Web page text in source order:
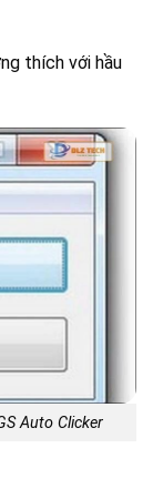
thích với hầu
Auto Clicker